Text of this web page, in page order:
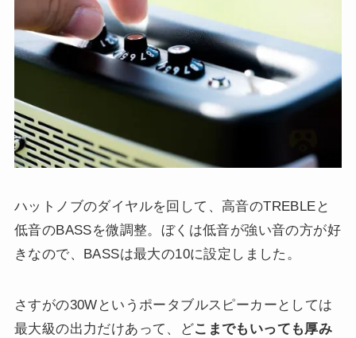
ハットノブのダイヤルを回して、高音のTREBLEと
低音のBASSを微調整。ぼくは低音が強い音の方が好
きなので、BASSは最大の10に設定しました。
さすがの30Wというポータブルスピーカーとしては
最大級の出力だけあって、どこまでもいっても厚み